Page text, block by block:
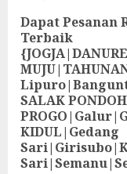
Dapat Pesanan
Terbaik
SALAK
KIDUL|Gedang